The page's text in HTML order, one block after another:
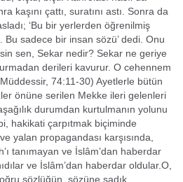
kaşını çattı, suratını as­tı. Sonra da
‘Bu bir yerlerden öğrenilmiş
sadece bir insan sözü’ dedi. Onu
sen, Sekar nedir? Sekar ne geriye
derileri kavurur. O cehennem
74:11-30) Ayetlerle bütün
önüne serilen Mekke ileri ge­lenleri
durumdan kurtulmanın yolunu
hakikati çarpıtmak biçiminde
yalan propagandası karşısında,
tanımayan ve İslâm’dan haberdar
ve İslâm’dan haberdar oldular.O,
sözlüğün, sözüne sadık